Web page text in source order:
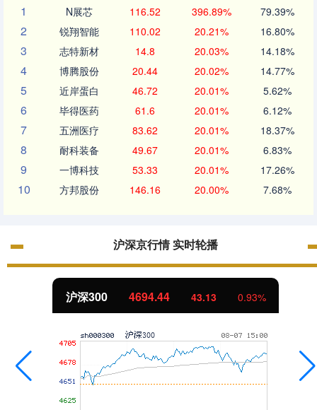
1
N展芯 116.52 396.89% 79.39%
2 锐翔智能 110.02 20.21% 16.80%
3 志特新材 14.8 20.03% 14.18%
4 博腾股份 20.44 20.02% 14.77%
5 近岸蛋白 46.72 20.01% 5.62%
6 毕得医药 61.6 20.01% 6.12%
7 五洲医疗 83.62 20.01% 18.37%
8 耐科装备 49.67 20.01% 6.83%
9 一博科技 53.33 20.01% 17.26%
10 方邦股份 146.16 20.00% 7.68%
沪深京行情 实时轮播
沪深300 4694.44 43.13 0.93%